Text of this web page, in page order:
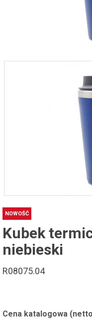
NOWOŚĆ
Kubek
niebieski
R08075.04
Cena katalogowa